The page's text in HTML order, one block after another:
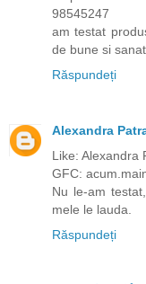
98545247
am testat
de bune si
Răspundeți
Alexandra
Like: Alexandra
GFC:
Nu le-am
mele le lauda.
Răspundeți